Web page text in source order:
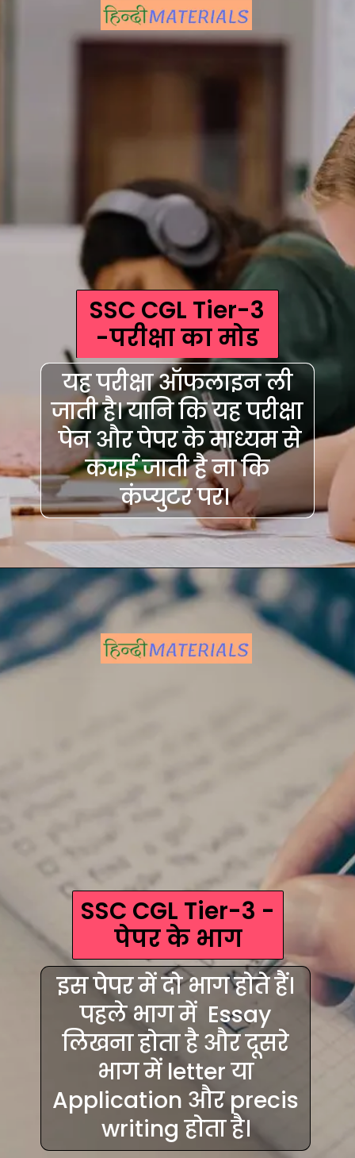
SSC CGL Tier-3
-परीक्षा का मोड
यह परीक्षा ऑफलाइन ली
जाती है। यानि कि यह परीक्षा
पेन और पेपर के माध्यम से
कराई जाती है ना कि
कंप्युटर पर।
SSC CGL Tier-3 -
पेपर के भाग
इस पेपर में दो भाग होते हैं।
पहले भाग में Essay
लिखना होता है और दूसरे
भाग में letter या
Application और precis
writing होता है।